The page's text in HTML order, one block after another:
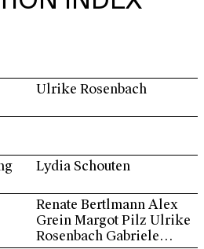
PETER TOLLENS, JOHN
Ulrike Rosenbach
Lydia Schouten
Renate Bertlmann Alex
Grein Margot Pilz Ulrike
Rosenbach Gabriele